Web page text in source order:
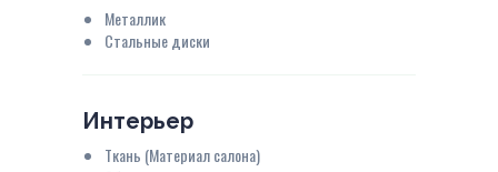
Металлик
Стальные диски
Интерьер
Ткань (Материал салона)